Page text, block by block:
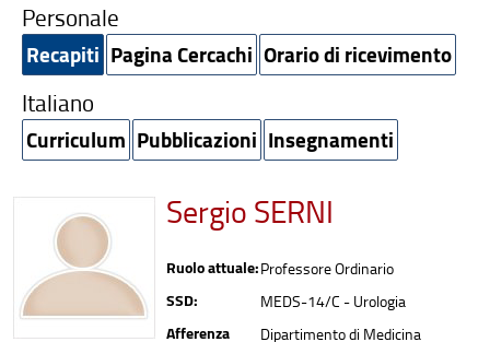
Personale
Recapiti Pagina Cercachi Orario di ricevimento
Italiano
Curriculum Pubblicazioni Insegnamenti
Sergio SERNI
Ruolo attuale:Professore Ordinario
SSD: MEDS-14/C - Urologia
Afferenza
Dipartimento di Medicina